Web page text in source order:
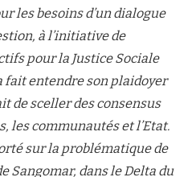
les besoins d’un dialogue
à l’initiative de
pour la Justice Sociale
fait entendre son plaidoyer
de sceller des consensus
les communautés et l’Etat.
sur la problématique de
Sangomar, dans le Delta du